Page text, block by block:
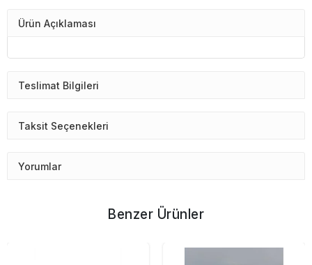
Ürün Açıklaması
Teslimat Bilgileri
Taksit Seçenekleri
Yorumlar
Benzer Ürünler